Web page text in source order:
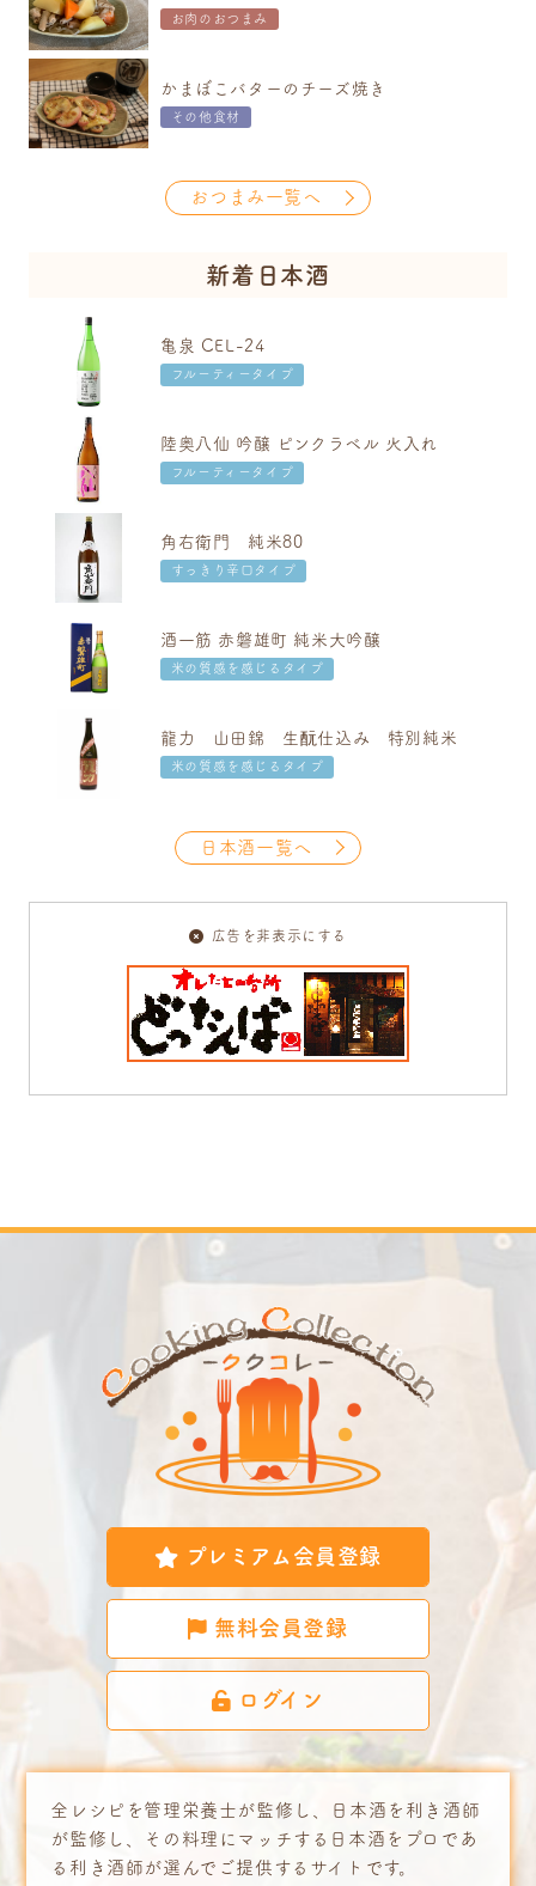
お肉のおつまみ
かまぼこバターのチーズ焼き
その他食材
おつまみ一覧へ
新着日本酒
亀泉 CEL-24
フルーティータイプ
陸奥八仙 吟醸 ピンクラベル 火入れ
フルーティータイプ
角右衛門 純米80
すっきり辛口タイプ
酒一筋 赤磐雄町 純米大吟醸
米の質感を感じるタイプ
龍力 山田錦 生酛仕込み 特別純米
米の質感を感じるタイプ
日本酒一覧へ
広告を非表示にする
プレミアム会員登録
無料会員登録
ログイン
全レシピを管理栄養士が監修し、日本酒を利き酒師
が監修し、その料理にマッチする日本酒をプロであ
る利き酒師が選んでご提供するサイトです。